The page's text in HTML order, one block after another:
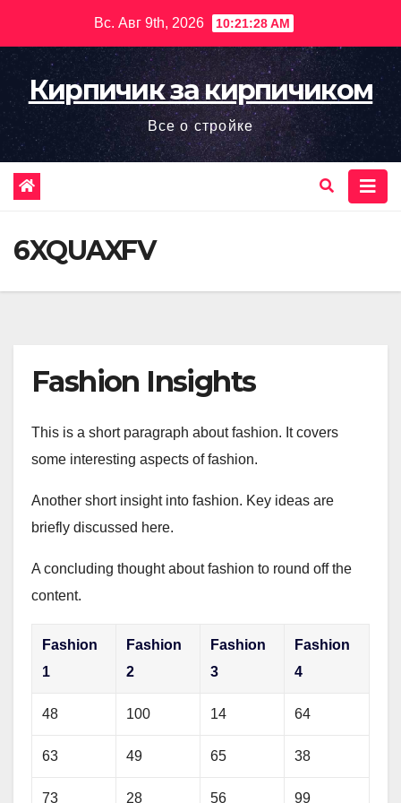
содержимому
Вс. Авг 9th, 2026 10:21:29 AM
Кирпичик за кирпичиком
Все о стройке
6XQUAXFV
Fashion Insights
This is a short paragraph about fashion. It covers
some interesting aspects of fashion.
Another short insight into fashion. Key ideas are
briefly discussed here.
A concluding thought about fashion to round off the
content.
Fashion
1
Fashion
2
Fashion
3
Fashion
4
48 100 14 64
63 49 65 38
73 28 56 99